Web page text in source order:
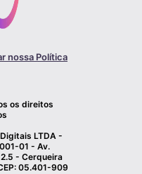
nossa Política
os direitos
LTDA -
01 - Av.
- Cerqueira
05.401-909